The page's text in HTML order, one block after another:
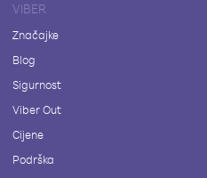
VIBER
Značajke
Blog
Sigurnost
Viber Out
Cijene
Podrška